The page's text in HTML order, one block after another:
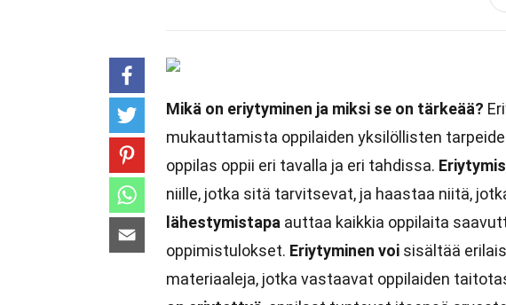
Mikä on eriytyminen ja miksi se on tärkeää?
mukauttamista oppilaiden yksilöllisten
oppilas oppii eri tavalla ja eri tahdissa.
niille, jotka sitä tarvitsevat, ja haastaa niitä,
lähestymistapa auttaa kaikkia oppilaita
oppimistulokset. Eriytyminen voi sisältää
materiaaleja, jotka vastaavat oppilaiden